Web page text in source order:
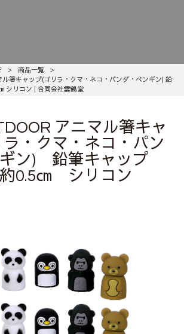
> 商品一覧
>
箸キャップ(ゴリラ・クマ・ネコ・パンダ・ペンギン) 鉛
シリコン | 合同会社雲鶴堂
アニマル箸キャ
ラ・クマ・ネコ・パン
ギン) 鉛筆キャップ
0.5㎝ シリコン